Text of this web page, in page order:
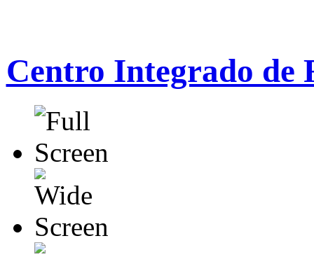
Centro Integrado de